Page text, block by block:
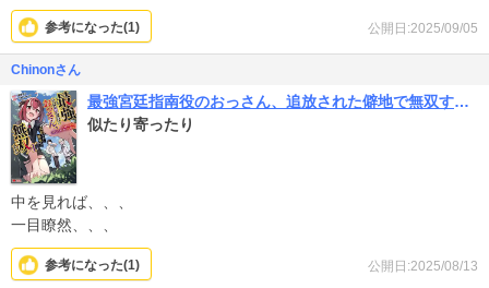
るのを辞めた。
公開日:2025/09/05
参考になった(1)
Chinonさん
最強宮廷指南役のおっさん、追放された僻地で無双する～幻となった種族の美少女たちを育てて辺境を開拓～(コミック)
似たり寄ったり
中を見れば、、、
一目瞭然、、、
公開日:2025/08/13
参考になった(1)